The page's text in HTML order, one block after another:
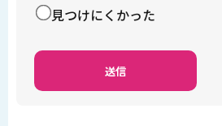
見つけにくかった